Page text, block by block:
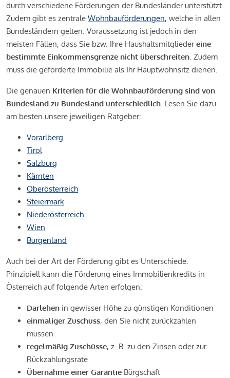
durch verschiedene Förderungen der Bundesländer unterstützt.
Zudem gibt es zentrale Wohnbauförderungen, welche in allen
Bundesländern gelten. Voraussetzung ist jedoch in den
meisten Fällen, dass Sie bzw. Ihre Haushaltsmitgliedereine
bestimmte Einkommensgrenze nicht überschreiten. Zudem
muss die geförderte Immobilie als Ihr Hauptwohnsitz dienen.
Die genauen Kriterien für die Wohnbauförderung sind von
Bundesland zu Bundesland unterschiedlich. Lesen Sie dazu
am besten unsere jeweiligen Ratgeber:
Vorarlberg
Tirol
Salzburg
Kärnten
Oberösterreich
Steiermark
Niederösterreich
Wien
Burgenland
Auch bei der Art der Förderung gibt es Unterschiede.
Prinzipiell kann die Förderung eines Immobilienkredits in
Österreich auf folgende Arten erfolgen:
Darlehen in gewisser Höhe zu günstigen Konditionen
einmaliger Zuschuss, den Sie nicht zurückzahlen
müssen
regelmäßig Zuschüsse, z. B. zu den Zinsen oder zur
Rückzahlungsrate
Übernahme einer Garantie Bürgschaft